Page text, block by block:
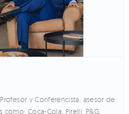
y Conferencista, asesor de
Coca-Cola, Pirelli, P&G,